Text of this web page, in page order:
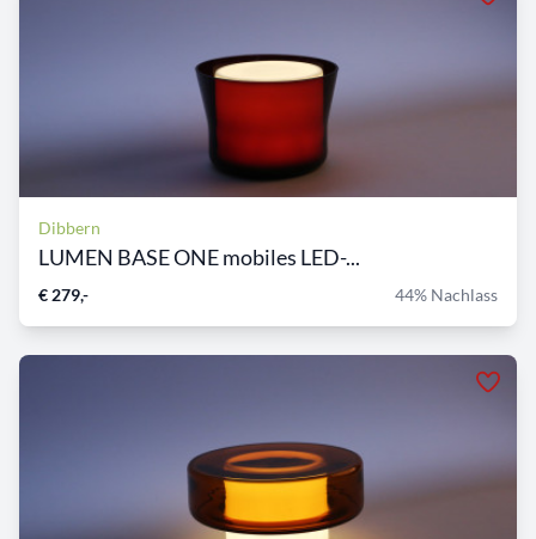
Dibbern
LUMEN BASE ONE mobiles LED-...
€ 279,- 44% Nachlass